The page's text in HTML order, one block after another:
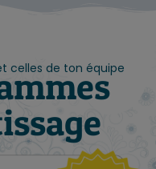
celles de ton équipe